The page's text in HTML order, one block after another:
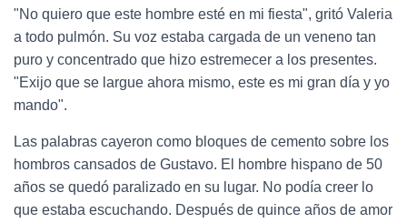
"No quiero que este hombre esté en mi fiesta", gritó Valeria
a todo pulmón. Su voz estaba cargada de un veneno tan
puro y concentrado que hizo estremecer a los presentes.
"Exijo que se largue ahora mismo, este es mi gran día y yo
mando".
Las palabras cayeron como bloques de cemento sobre los
hombros cansados de Gustavo. El hombre hispano de 50
años se quedó paralizado en su lugar. No podía creer lo
que estaba escuchando. Después de quince años de amor